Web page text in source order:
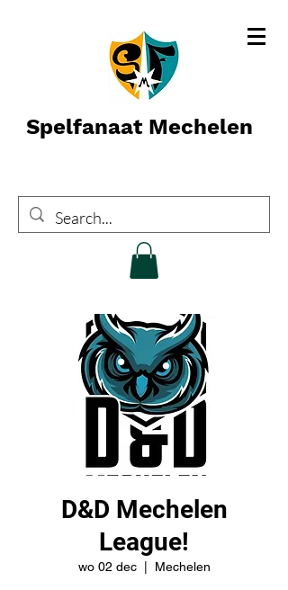
Spelfanaat Mechelen
D&D Mechelen
League!
wo 02 dec
  |
Mechelen